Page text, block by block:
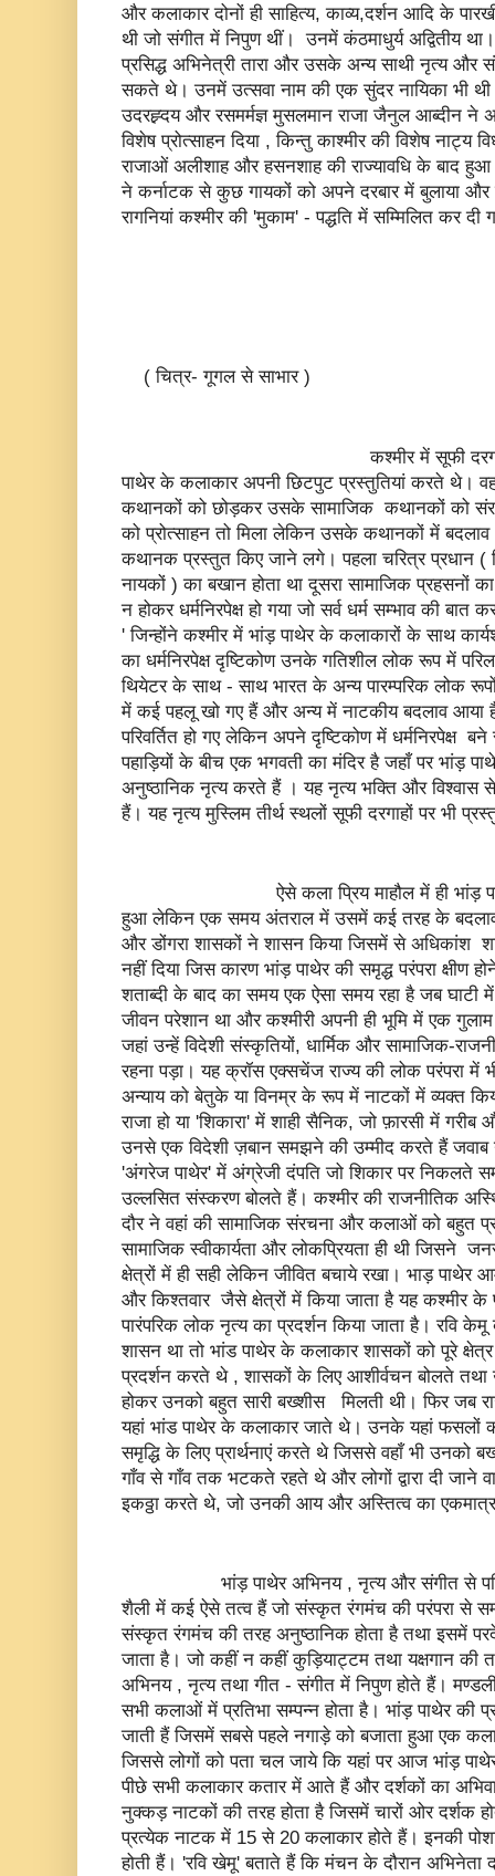
और कलाकार दोनों ही साहित्य, काव्य,दर्शन आदि के
थी जो संगीत में निपुण थीं। उनमें कंठमाधुर्य अद्वितीय था।
प्रसिद्ध अभिनेत्री तारा और उसके अन्य साथी नृत्य
सकते थे। उनमें उत्सवा नाम की एक सुंदर नायिका भी
उदरह्र्दय और रसमर्मज्ञ मुसलमान राजा जैनुल आब्दीन ने
विशेष प्रोत्साहन दिया , किन्तु काश्मीर की विशेष नाट्य
राजाओं अलीशाह और हसनशाह की राज्यावधि के बाद
ने कर्नाटक से कुछ गायकों को अपने दरबार में बुलाया
रागनियां कश्मीर की 'मुकाम' - पद्धति में सम्मिलित कर दी
( चित्र- गूगल से साभार )
कश्मीर में सूफी दरगाहों पर मेला
पाथेर के कलाकार अपनी छिटपुट प्रस्तुतियां करते थे।
कथानकों को छोड़कर उसके सामाजिक कथानकों को
को प्रोत्साहन तो मिला लेकिन उसके कथानकों में
कथानक प्रस्तुत किए जाने लगे। पहला चरित्र प्रधान (
नायकों ) का बखान होता था दूसरा सामाजिक प्रहसनों
न होकर धर्मनिरपेक्ष हो गया जो सर्व धर्म सम्भाव की
' जिन्होंने कश्मीर में भांड़ पाथेर के कलाकारों के साथ
का धर्मनिरपेक्ष दृष्टिकोण उनके गतिशील लोक रूप में
थियेटर के साथ - साथ भारत के अन्य पारम्परिक लोक
में कई पहलू खो गए हैं और अन्य में नाटकीय बदलाव आया है
परिवर्तित हो गए लेकिन अपने दृष्टिकोण में धर्मनिरपेक्ष
पहाड़ियों के बीच एक भगवती का मंदिर है जहाँ पर भांड़
अनुष्ठानिक नृत्य करते हैं । यह नृत्य भक्ति और विश्वास
हैं। यह नृत्य मुस्लिम तीर्थ स्थलों सूफी दरगाहों पर भी
ऐसे कला प्रिय माहौल में ही भांड़ पाथेर
हुआ लेकिन एक समय अंतराल में उसमें कई तरह के
और डोंगरा शासकों ने शासन किया जिसमें से अधिकांश
नहीं दिया जिस कारण भांड़ पाथेर की समृद्ध परंपरा क्षीण
शताब्दी के बाद का समय एक ऐसा समय रहा है जब
जीवन परेशान था और कश्मीरी अपनी ही भूमि में एक
जहां उन्हें विदेशी संस्कृतियों, धार्मिक और सामाजिक-
रहना पड़ा। यह क्रॉस एक्सचेंज राज्य की लोक परंपरा में
अन्याय को बेतुके या विनम्र के रूप में नाटकों में व्यक्त
राजा हो या 'शिकारा' में शाही सैनिक, जो फ़ारसी में
उनसे एक विदेशी ज़बान समझने की उम्मीद करते हैं
'अंगरेज पाथेर' में अंग्रेजी दंपति जो शिकार पर निकलते
उल्लसित संस्करण बोलते हैं। कश्मीर की राजनीतिक
दौर ने वहां की सामाजिक संरचना और कलाओं को बहुत
सामाजिक स्वीकार्यता और लोकप्रियता ही थी जिसने
क्षेत्रों में ही सही लेकिन जीवित बचाये रखा। भाड़ पाथेर
और किश्तवार जैसे क्षेत्रों में किया जाता है यह कश्मीर के
पारंपरिक लोक नृत्य का प्रदर्शन किया जाता है। रवि
शासन था तो भांड पाथेर के कलाकार शासकों को पूरे
प्रदर्शन करते थे , शासकों के लिए आशीर्वचन बोलते
होकर उनको बहुत सारी बख्शीस मिलती थी। फिर जब
यहां भांड पाथेर के कलाकार जाते थे। उनके यहां फसलों
समृद्धि के लिए प्रार्थनाएं करते थे जिससे वहाँ भी उनको
गाँव से गाँव तक भटकते रहते थे और लोगों द्वारा दी
इकठ्ठा करते थे, जो उनकी आय और अस्तित्व का
भांड़ पाथेर अभिनय , नृत्य और संगीत से परिपूर्ण
शैली में कई ऐसे तत्व हैं जो संस्कृत रंगमंच की परंपरा से
संस्कृत रंगमंच की तरह अनुष्ठानिक होता है तथा इसमें
जाता है। जो कहीं न कहीं कुड़ियाट्टम तथा यक्षगान की
अभिनय , नृत्य तथा गीत - संगीत में निपुण होते हैं।
सभी कलाओं में प्रतिभा सम्पन्न होता है। भांड़ पाथेर की
जाती हैं जिसमें सबसे पहले नगाड़े को बजाता हुआ एक
जिससे लोगों को पता चल जाये कि यहां पर आज भांड़
पीछे सभी कलाकार कतार में आते हैं और दर्शकों का
नुक्कड़ नाटकों की तरह होता है जिसमें चारों ओर दर्शक
प्रत्येक नाटक में 15 से 20 कलाकार होते हैं। इनकी
होती हैं। 'रवि खेमू' बताते हैं कि मंचन के दौरान